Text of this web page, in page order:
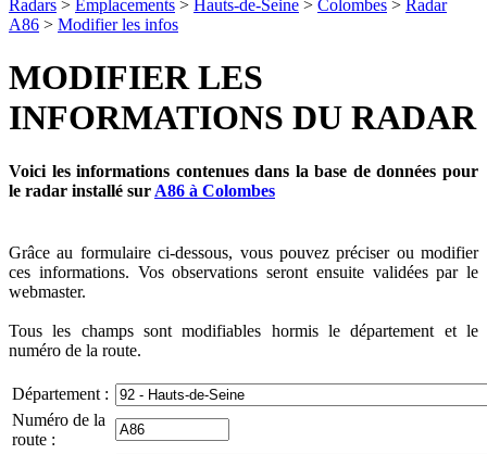
Radars > Emplacements > Hauts-de-Seine > Colombes > Radar
A86 > Modifier les infos
MODIFIER LES
INFORMATIONS DU RADAR
Voici les informations contenues dans la base de données pour
le radar installé sur A86 à Colombes
Grâce au formulaire ci-dessous, vous pouvez préciser ou modifier
ces informations. Vos observations seront ensuite validées par le
webmaster.
Tous les champs sont modifiables hormis le département et le
numéro de la route.
Département :
Numéro de la
route :